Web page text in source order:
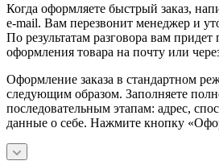
Когда оформляете быстрый заказ,
e-mail. Вам перезвонит менеджер и
По результатам разговора вам
оформления товара на почту или
Оформление заказа в стандартном
следующим образом. Заполняете
последовательным этапам: адрес,
данные о себе. Нажмите кнопку